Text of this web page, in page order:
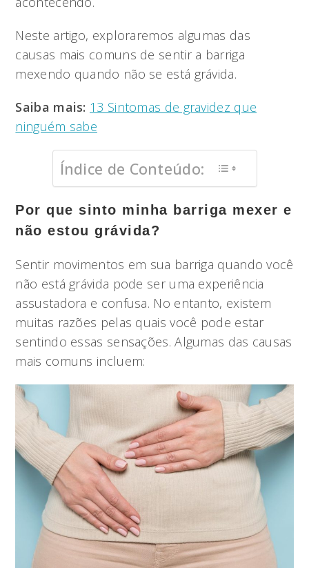
Neste artigo, exploraremos algumas das
causas mais comuns de sentir a barriga
mexendo quando não se está grávida.
Saiba mais: 13 Sintomas de gravidez que
ninguém sabe
Índice de Conteúdo:
Por que sinto minha barriga mexer e
não estou grávida?
Sentir movimentos em sua barriga quando você
não está grávida pode ser uma experiência
assustadora e confusa. No entanto, existem
muitas razões pelas quais você pode estar
sentindo essas sensações. Algumas das causas
mais comuns incluem: